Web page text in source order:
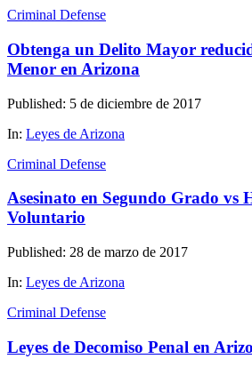
Criminal Defense
Obtenga un Delito Mayor
Menor en Arizona
Published: 5 de diciembre de 2017
In: Leyes de Arizona
Criminal Defense
Asesinato en Segundo Grado vs
Voluntario
Published: 28 de marzo de 2017
In: Leyes de Arizona
Criminal Defense
Leyes de Decomiso Penal en